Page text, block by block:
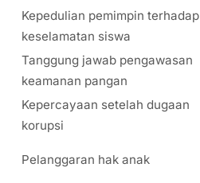
Kepedulian pemimpin terhadap
keselamatan siswa
Tanggung jawab pengawasan
keamanan pangan
Kepercayaan setelah dugaan
korupsi
Pelanggaran hak anak